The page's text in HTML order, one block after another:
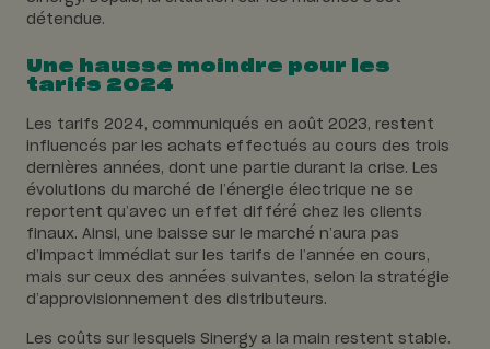
détendue.
Une hausse moindre pour les
tarifs 2024
Les tarifs 2024, communiqués en août 2023, restent
influencés par les achats effectués au cours des trois
dernières années, dont une partie durant la crise. Les
évolutions du marché de l’énergie électrique ne se
reportent qu’avec un effet différé chez les clients
finaux. Ainsi, une baisse sur le marché n’aura pas
d’impact immédiat sur les tarifs de l’année en cours,
mais sur ceux des années suivantes, selon la stratégie
d’approvisionnement des distributeurs.
Les coûts sur lesquels Sinergy a la main restent stable.